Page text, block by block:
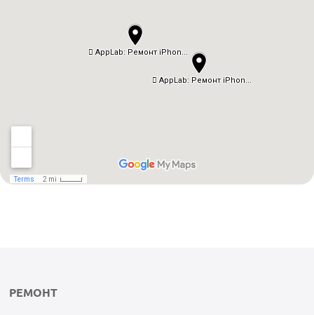
РЕМОНТ